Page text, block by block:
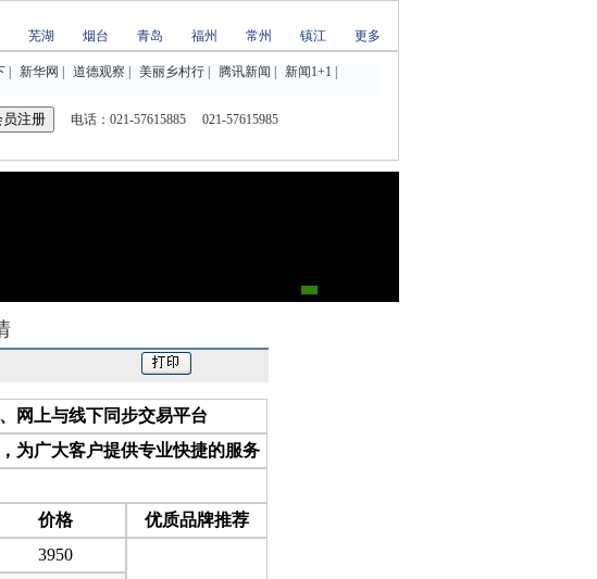
芜湖 烟台 青岛 福州 常州 镇江 更多
新华网 道德观察 美丽乡村行 腾讯新闻 新闻1+1
电话：021-57615885 021-57615985
网上与线下同步交易平台
为广大客户提供专业快捷的服务
价格
优质品牌推荐
3950